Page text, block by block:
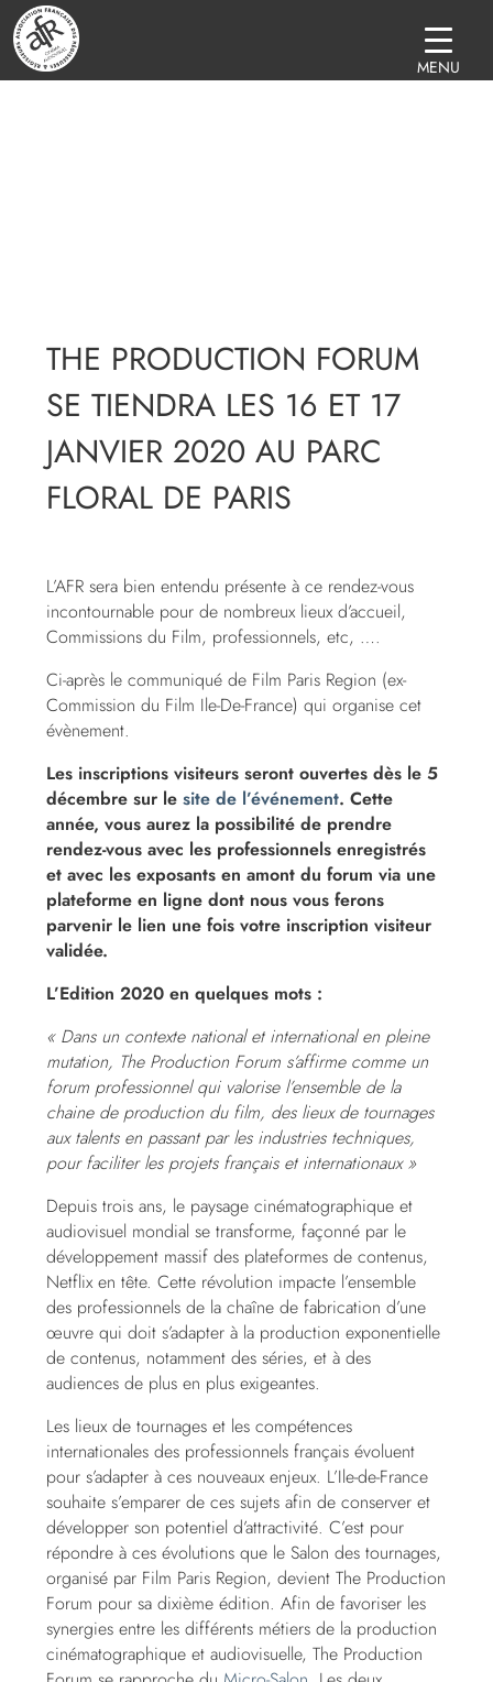
THE PRODUCTION FORUM
SE TIENDRA LES 16 ET 17
JANVIER 2020 AU PARC
FLORAL DE PARIS
L’AFR sera bien entendu présente à ce rendez-vous
incontournable pour de nombreux lieux d’accueil,
Commissions du Film, professionnels, etc, ….
Ci-après le communiqué de Film Paris Region (ex-
Commission du Film Ile-De-France) qui organise cet
évènement.
Les inscriptions visiteurs seront ouvertes dès le 5
décembre sur le site de l’événement. Cette
année, vous aurez la possibilité de prendre
rendez-vous avec les professionnels enregistrés
et avec les exposants en amont du forum via une
plateforme en ligne dont nous vous ferons
parvenir le lien une fois votre inscription visiteur
validée.
L’Edition 2020 en quelques mots :
« Dans un contexte national et international en pleine
mutation, The Production Forum s’affirme comme un
forum professionnel qui valorise l’ensemble de la
chaine de production du film, des lieux de tournages
aux talents en passant par les industries techniques,
pour faciliter les projets français et internationaux »
Depuis trois ans, le paysage cinématographique et
audiovisuel mondial se transforme, façonné par le
développement massif des plateformes de contenus,
Netflix en tête. Cette révolution impacte l’ensemble
des professionnels de la chaîne de fabrication d’une
œuvre qui doit s’adapter à la production exponentielle
de contenus, notamment des séries, et à des
audiences de plus en plus exigeantes.
Les lieux de tournages et les compétences
internationales des professionnels français évoluent
pour s’adapter à ces nouveaux enjeux. L’Ile-de-France
souhaite s’emparer de ces sujets afin de conserver et
développer son potentiel d’attractivité. C’est pour
répondre à ces évolutions que le Salon des tournages,
organisé par Film Paris Region, devient The Production
Forum pour sa dixième édition. Afin de favoriser les
synergies entre les différents métiers de la production
cinématographique et audiovisuelle, The Production
MENU